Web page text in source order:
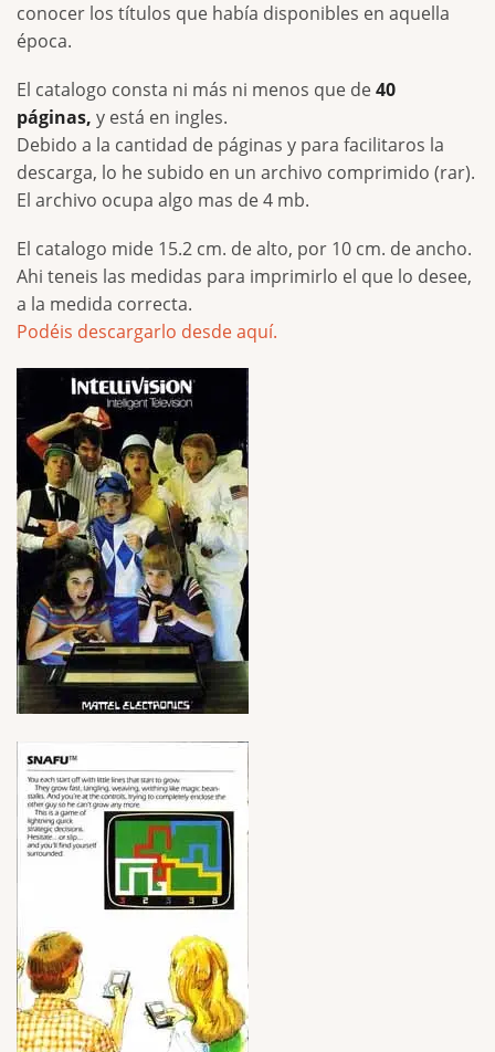
conocer los títulos que había disponibles en aquella
época.
El catalogo consta ni más ni menos que de40
páginas, y está en ingles.
Debido a la cantidad de páginas y para facilitaros la
descarga, lo he subido en un archivo comprimido (rar).
El archivo ocupa algo mas de 4 mb.
El catalogo mide 15.2 cm. de alto, por 10 cm. de ancho.
Ahi teneis las medidas para imprimirlo el que lo desee,
a la medida correcta.
Podéis descargarlo desde aquí.